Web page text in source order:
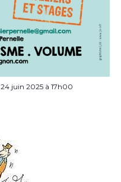
24 juin 2025 à 17h00